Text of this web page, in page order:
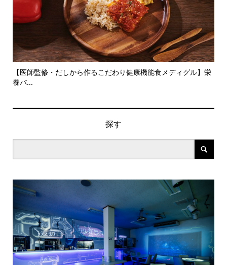
【医師監修・だしから作るこだわり健康機能食メディグル】栄
養バ...
探す